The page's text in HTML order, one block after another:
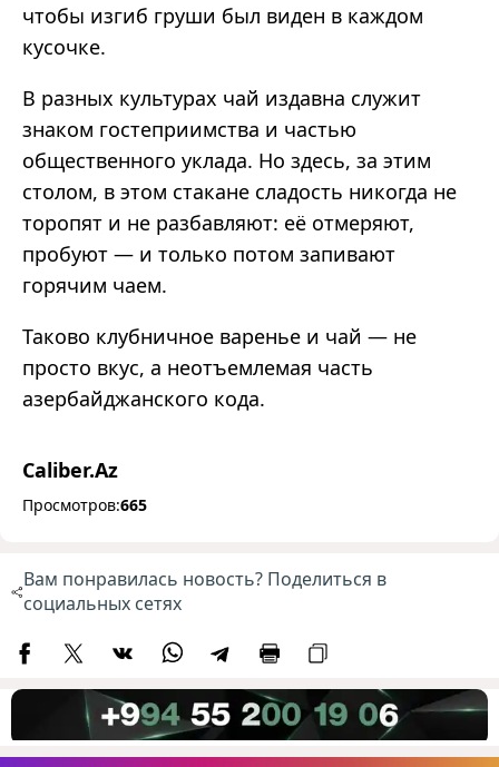
чтобы изгиб груши был виден в каждом
кусочке.
В разных культурах чай издавна служит
знаком гостеприимства и частью
общественного уклада. Но здесь, за этим
столом, в этом стакане сладость никогда не
торопят и не разбавляют: её отмеряют,
пробуют — и только потом запивают
горячим чаем.
Таково клубничное варенье и чай — не
просто вкус, а неотъемлемая часть
азербайджанского кода.
Caliber.Az
Просмотров:665
Вам понравилась новость? Поделиться в
социальных сетях